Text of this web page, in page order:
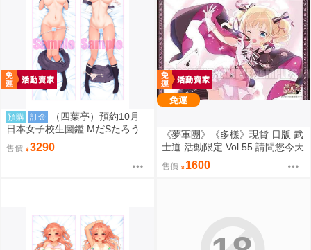
預購 訂金
（四葉亭）預約10月
日本女子校生圖鑑 MだSたろう
原畫 速水陽菜 抱枕套 0826
售價 3290
免運
《夢軍團》《多樣》現貨 日版 武
士道 活動限定 Vol.55 請問您今天
要來點兔子嗎？ 動漫桌墊 卡墊
桐間紗路
售價 1600